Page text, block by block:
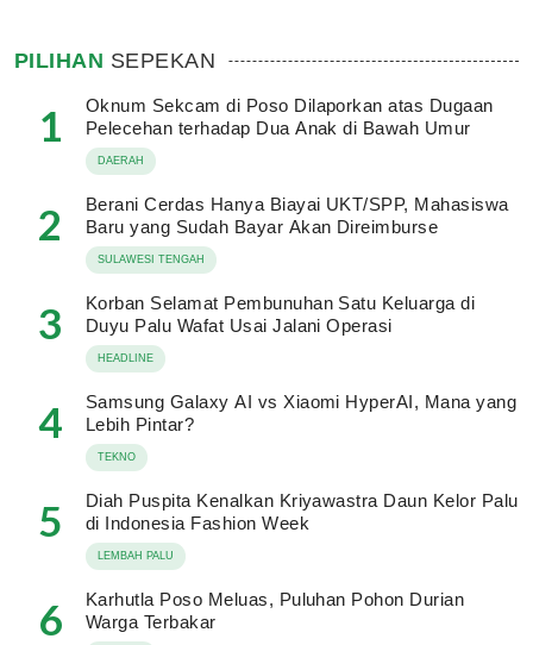
PILIHAN SEPEKAN
1
Oknum Sekcam di Poso Dilaporkan atas Dugaan
Pelecehan terhadap Dua Anak di Bawah Umur
DAERAH
2
Berani Cerdas Hanya Biayai UKT/SPP, Mahasiswa
Baru yang Sudah Bayar Akan Direimburse
SULAWESI TENGAH
3
Korban Selamat Pembunuhan Satu Keluarga di
Duyu Palu Wafat Usai Jalani Operasi
HEADLINE
4
Samsung Galaxy AI vs Xiaomi HyperAI, Mana yang
Lebih Pintar?
TEKNO
5
Diah Puspita Kenalkan Kriyawastra Daun Kelor Palu
di Indonesia Fashion Week
LEMBAH PALU
6
Karhutla Poso Meluas, Puluhan Pohon Durian
Warga Terbakar